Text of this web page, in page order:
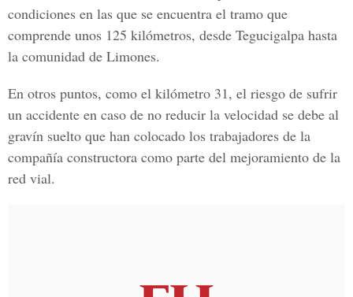
condiciones en las que se encuentra el tramo que
comprende unos 125 kilómetros, desde Tegucigalpa hasta
la comunidad de Limones.
En otros puntos, como el kilómetro 31, el riesgo de sufrir
un accidente en caso de no reducir la velocidad se debe al
gravín suelto que han colocado los trabajadores de la
compañía constructora como parte del mejoramiento de la
red vial.